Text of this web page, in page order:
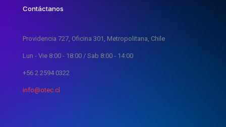
Contáctanos
Providencia 727, Oficina 301, Metropolitana, Chile
Lun - Vie 8:00 - 18:00 / Sab 8:00 - 14:00
+56 2 2594 0322
info@otec.cl